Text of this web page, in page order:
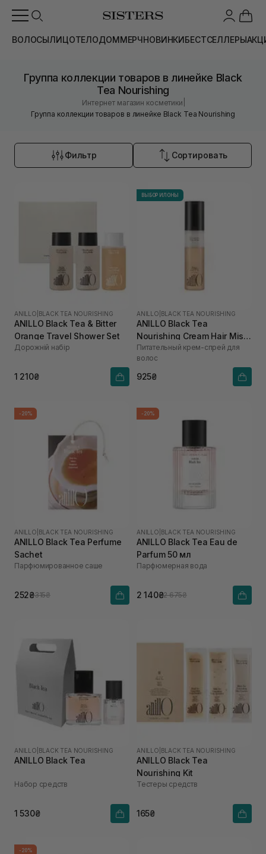
ВОЛОСЫЛИЦОТЕЛОДОММЕРЧНОВИНКИБЕСТСЕЛЛЕРЫ
Группа коллекции товаров в линейке Black
Tea Nourishing
Интернет магазин косметики
Группа коллекции товаров в линейке Black Tea Nourishing
Фильтр Сортировать
ANILLO BLACK TEA NOURISHING
ANILLO Black Tea & Bitter
Orange Travel Shower Set
Дорожній набір
1 210₴
ВЫБОР ИЛОНЫ
ANILLO BLACK TEA NOURISHING
ANILLO Black Tea
Nourishing Cream Hair Mist
для зволоження та
розгладження волосся 70
мл
Питательный крем-спрей для
волос
925₴
-20%
ANILLO BLACK TEA NOURISHING
ANILLO Black Tea Perfume
Sachet
Парфюмированное саше
252₴315₴
-20%
ANILLO BLACK TEA NOURISHING
ANILLO Black Tea Eau de
Parfum 50 мл
Парфюмерная вода
2 140₴2 675₴
ANILLO BLACK TEA NOURISHING
ANILLO Black Tea
Набор средств
1 530₴
ANILLO BLACK TEA NOURISHING
ANILLO Black Tea
Nourishing Kit
Тестеры средств
165₴
-20%